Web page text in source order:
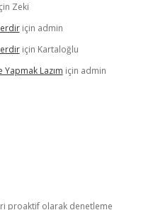
Zeki
için admin
için Kartaloğlu
Lazım için admin
proaktif olarak denetleme